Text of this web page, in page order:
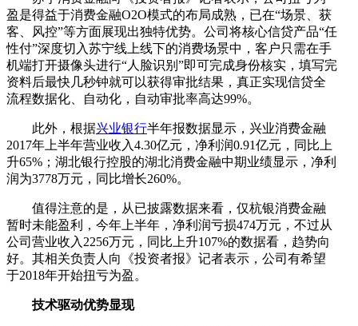
盈是得益于消费金融O2O模式的布局成熟，已在“场景、获
客、风控”等方面展现出独特优势。公司将核心信贷产品“任
性付”深度切入苏宁线上线下的消费场景中，客户只需在手
机端打开摄像头进行“人脸识别”即可完成身份核实，填写完
资料后最快几秒钟就可以获得审批结果，真正实现信贷全
流程数据化、自动化，自动审批率高达99%。
此外，根据兴业银行半年报数据显示，兴业消费金融
2017年上半年营业收入4.30亿元，净利润0.91亿元，同比上
升65%；湖北银行控股的湖北消费金融中期业绩显示，净利
润为3778万元，同比增长260%。
值得注意的是，从已披露数据来看，仅杭银消费金融
暂时未能盈利，今年上半年，净利润亏损474万元，不过从
公司营业收入2256万元，同比上升107%的数据看，趋势向
好。其相关负责人向《投资者报》记者表示，公司有希望
于2018年开始扭亏为盈。
技术驱动优势显现